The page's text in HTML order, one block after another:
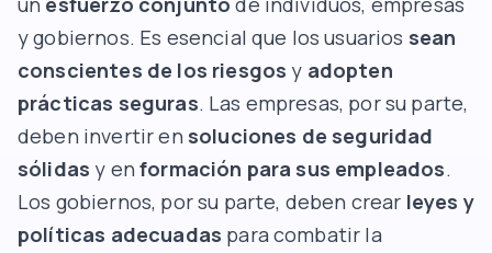
y gobiernos. Es esencial que los usuarios sean
conscientes de los riesgos y adopten
prácticas seguras. Las empresas, por su parte,
deben invertir en soluciones de seguridad
sólidas y enformación para sus empleados.
Los gobiernos, por su parte, deben crear leyes y
políticas adecuadas para combatir la